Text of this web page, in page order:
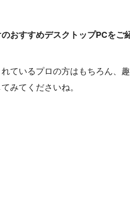
おすすめデスクトップPCをご
ているプロの方はもちろん、
みてくださいね。